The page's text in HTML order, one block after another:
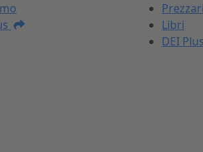
Prezzari
Libri
DEI